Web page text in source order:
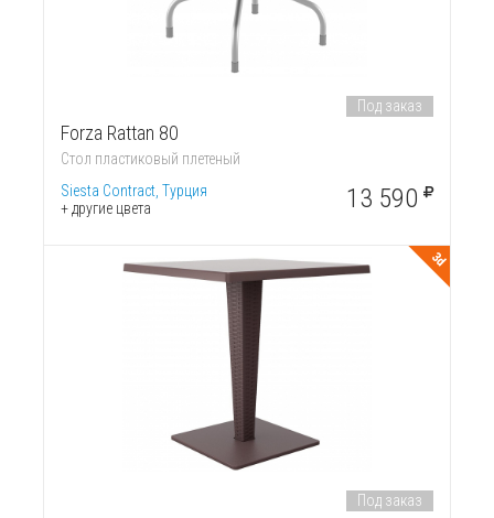
Forza Rattan 80
Стол пластиковый плетеный
Siesta Contract, Турция
+ другие цвета
Под заказ
13 590
3d
Под заказ